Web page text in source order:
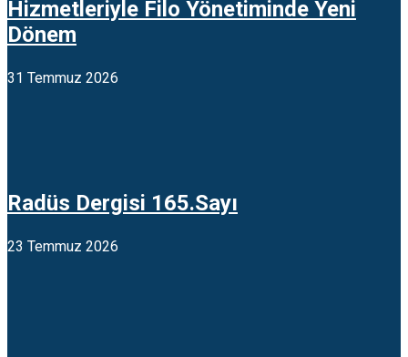
Hizmetleriyle Filo Yönetiminde Yeni
Dönem
31 Temmuz 2026
Radüs Dergisi 165.Sayı
23 Temmuz 2026